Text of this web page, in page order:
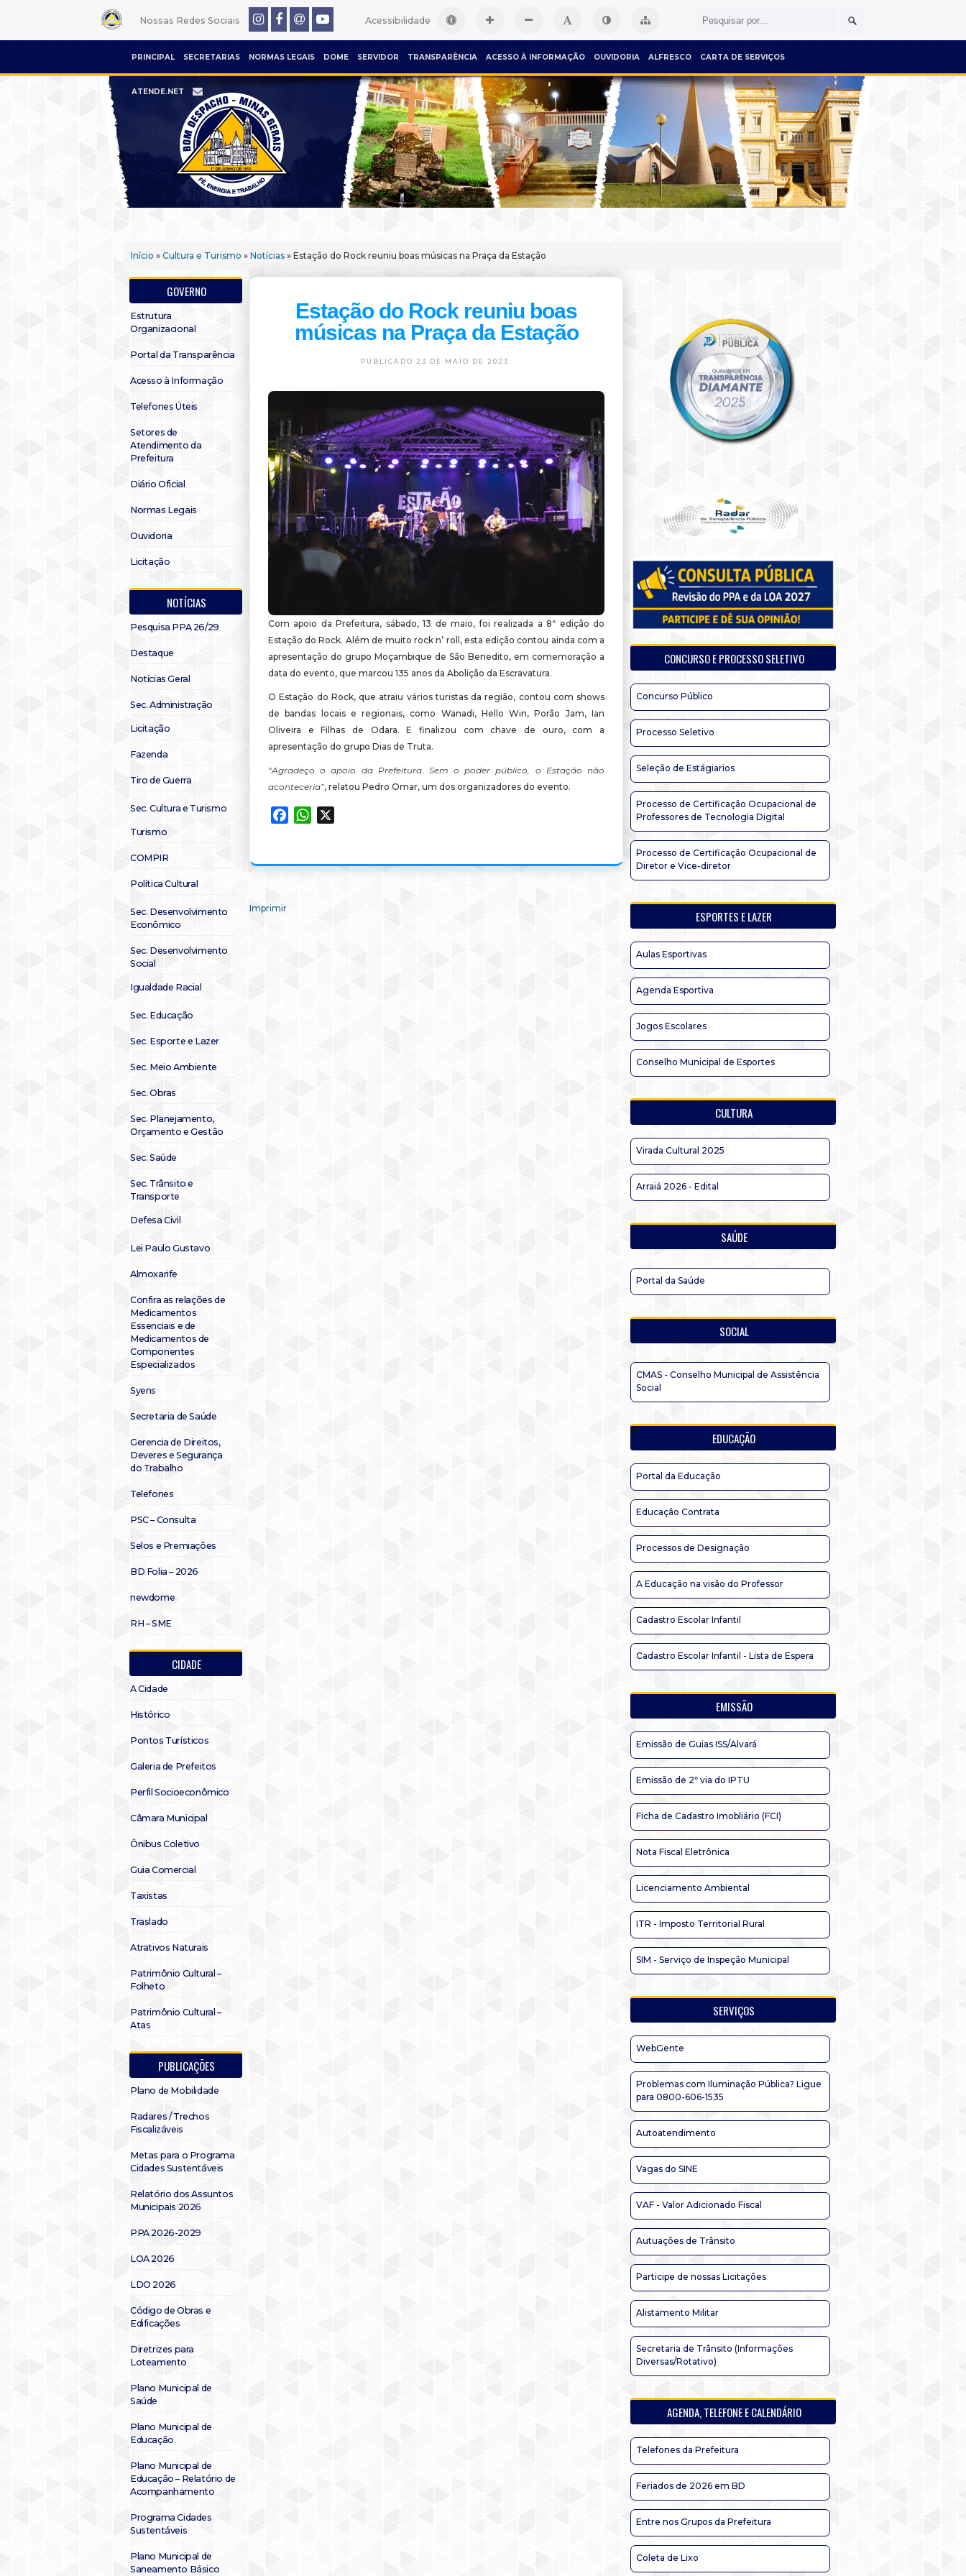
Nossas Redes Sociais Acessibilidade
PRINCIPAL SECRETARIAS NORMAS LEGAIS DOME SERVIDOR TRANSPARÊNCIA ACESSO À INFORMAÇÃO OUVIDORIA ALFRESCO CARTA DE SERVIÇOS
ATENDE.NET
Início » Cultura e Turismo » Notícias » Estação do Rock reuniu boas músicas na Praça da Estação
GOVERNO
Estrutura
Organizacional
Portal da Transparência
Acesso à Informação
Telefones Úteis
Setores de
Atendimento da
Prefeitura
Diário Oficial
Normas Legais
Ouvidoria
Licitação
NOTÍCIAS
Pesquisa PPA 26/29
Destaque
Notícias Geral
Sec. Administração
Licitação
Fazenda
Tiro de Guerra
Sec. Cultura e Turismo
Turismo
COMPIR
Política Cultural
Sec. Desenvolvimento
Econômico
Sec. Desenvolvimento
Social
Igualdade Racial
Sec. Educação
Sec. Esporte e Lazer
Sec. Meio Ambiente
Sec. Obras
Sec. Planejamento,
Orçamento e Gestão
Sec. Saúde
Sec. Trânsito e
Transporte
Defesa Civil
Lei Paulo Gustavo
Almoxarife
Confira as relações de
Medicamentos
Essenciais e de
Medicamentos de
Componentes
Especializados
Syens
Secretaria de Saúde
Gerencia de Direitos,
Deveres e Segurança
do Trabalho
Telefones
PSC – Consulta
Selos e Premiações
BD Folia – 2026
newdome
RH – SME
CIDADE
A Cidade
Histórico
Pontos Turísticos
Galeria de Prefeitos
Perfil Socioeconômico
Câmara Municipal
Ônibus Coletivo
Guia Comercial
Taxistas
Traslado
Atrativos Naturais
Patrimônio Cultural –
Folheto
Patrimônio Cultural –
Atas
PUBLICAÇÕES
Plano de Mobilidade
Radares / Trechos
Fiscalizáveis
Metas para o Programa
Cidades Sustentáveis
Relatório dos Assuntos
Municipais 2026
PPA 2026-2029
LOA 2026
LDO 2026
Código de Obras e
Edificações
Diretrizes para
Loteamento
Plano Municipal de
Saúde
Plano Municipal de
Educação
Plano Municipal de
Educação – Relatório de
Acompanhamento
Programa Cidades
Sustentáveis
Plano Municipal de
Saneamento Básico
Estação do Rock reuniu boas
músicas na Praça da Estação
PUBLICADO 23 DE MAIO DE 2023.
Com apoio da Prefeitura, sábado, 13 de maio, foi realizada a 8ª edição do
Estação do Rock. Além de muito rock n’ roll, esta edição contou ainda com a
apresentação do grupo Moçambique de São Benedito, em comemoração a
data do evento, que marcou 135 anos da Abolição da Escravatura.
O Estação do Rock, que atraiu vários turistas da região, contou com shows
de bandas locais e regionais, como Wanadi, Hello Win, Porão Jam, Ian
Oliveira e Filhas de Odara. E finalizou com chave de ouro, com a
apresentação do grupo Dias de Truta.
“Agradeço o apoio da Prefeitura. Sem o poder público, o Estação não
aconteceria”, relatou Pedro Omar, um dos organizadores do evento.
FacebookWhatsApp
Imprimir
CONCURSO E PROCESSO SELETIVO
Concurso Público
Processo Seletivo
Seleção de Estágiarios
Processo de Certificação Ocupacional de
Professores de Tecnologia Digital
Processo de Certificação Ocupacional de
Diretor e Vice-diretor
ESPORTES E LAZER
Aulas Esportivas
Agenda Esportiva
Jogos Escolares
Conselho Municipal de Esportes
CULTURA
Virada Cultural 2025
Arraiá 2026 - Edital
SAÚDE
Portal da Saúde
SOCIAL
CMAS - Conselho Municipal de Assistência
Social
EDUCAÇÃO
Portal da Educação
Educação Contrata
Processos de Designação
A Educação na visão do Professor
Cadastro Escolar Infantil
Cadastro Escolar Infantil - Lista de Espera
EMISSÃO
Emissão de Guias ISS/Alvará
Emissão de 2ª via do IPTU
Ficha de Cadastro Imobliário (FCI)
Nota Fiscal Eletrônica
Licenciamento Ambiental
ITR - Imposto Territorial Rural
SIM - Serviço de Inspeção Municipal
SERVIÇOS
WebGente
Problemas com Iluminação Pública? Ligue
para 0800-606-1535
Autoatendimento
Vagas do SINE
VAF - Valor Adicionado Fiscal
Autuações de Trânsito
Participe de nossas Licitações
Alistamento Militar
Secretaria de Trânsito (Informações
Diversas/Rotativo)
AGENDA, TELEFONE E CALENDÁRIO
Telefones da Prefeitura
Feriados de 2026 em BD
Entre nos Grupos da Prefeitura
Coleta de Lixo